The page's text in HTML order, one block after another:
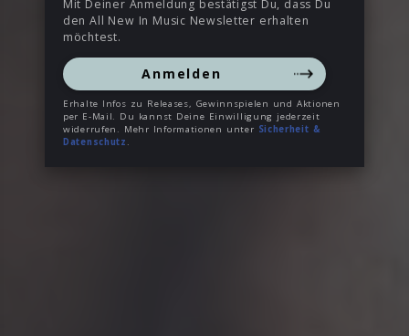
Mit Deiner Anmeldung bestätigst Du, dass Du
den All New In Music Newsletter erhalten
möchtest.
Anmelden
Erhalte Infos zu Releases, Gewinnspielen und Aktionen
per E-Mail. Du kannst Deine Einwilligung jederzeit
widerrufen. Mehr Informationen unter Sicherheit &
Datenschutz .